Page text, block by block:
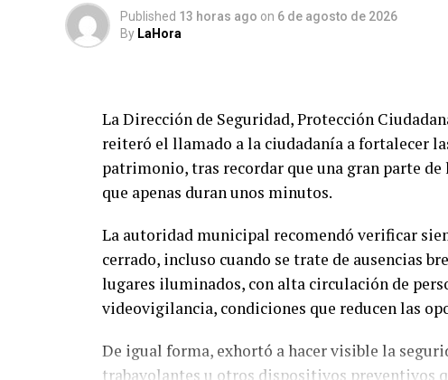
Published 13 horas ago on 6 de agosto de 2026
By LaHora
La Dirección de Seguridad, Protección
reiteró el llamado a la ciudadanía a fortalecer
patrimonio, tras recordar que una gran parte
que apenas duran unos minutos.
La autoridad municipal recomendó verificar
cerrado, incluso cuando se trate de ausencias
lugares iluminados, con alta circulación de
videovigilancia, condiciones que reducen las
De igual forma, exhortó a hacer visible la
trabavolantes u otros dispositivos preventivos